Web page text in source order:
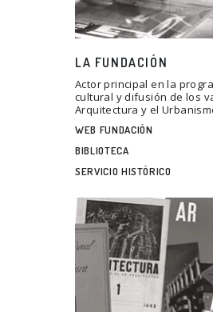
LA FUNDACIÓN
Actor principal en la
cultural y difusión de los
Arquitectura y el
WEB FUNDACIÓN
BIBLIOTECA
SERVICIO HISTÓRICO